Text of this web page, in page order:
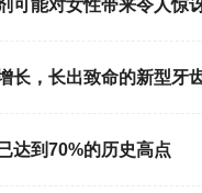
可能对女性带来令人惊
长，长出致命的新型牙
达到70%的历史高点